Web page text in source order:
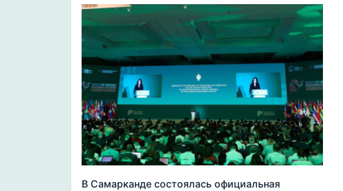
В Самарканде состоялась официальная